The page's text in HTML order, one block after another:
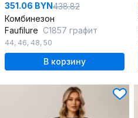
351.06 BYN438.82
Комбинезон
Faufilure C1857 графит
44, 46, 48, 50
В корзину